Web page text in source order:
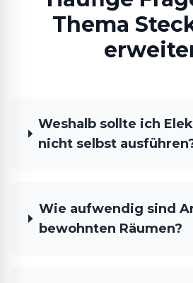
Thema
Weshalb sollte ich
nicht selbst
Wie aufwendig sind
bewohnten Räumen?